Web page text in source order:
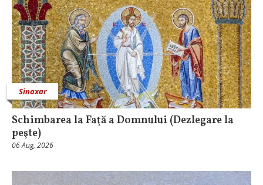
Sinaxar
Schimbarea la Faţă a Domnului (Dezlegare la
peşte)
06 Aug, 2026